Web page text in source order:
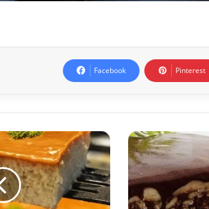
Facebook Pinterest
Muhallebili
Mozaik
Pasta